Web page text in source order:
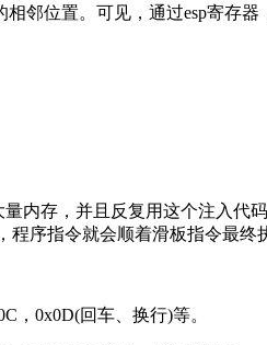
邻位置。可见，通过esp寄存器
内存，并且反复用这个注入代
序指令就会顺着滑板指令最终执
，0x0D(回车、换行)等。